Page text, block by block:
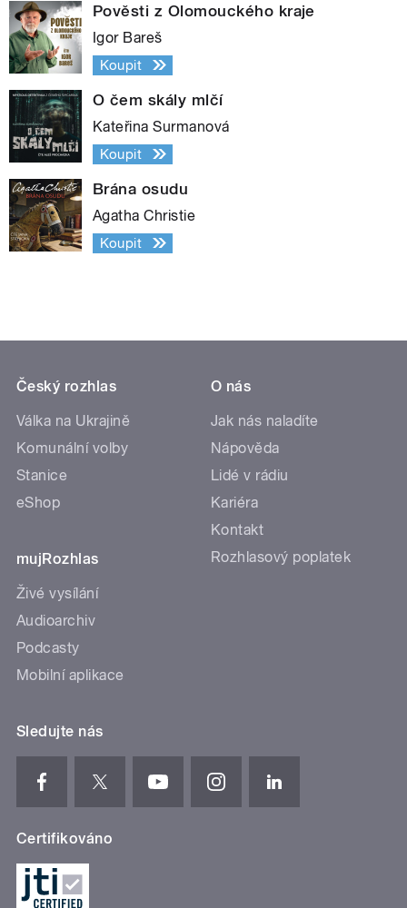
Pověsti z Olomouckého kraje
Igor Bareš
Koupit
O čem skály mlčí
Kateřina Surmanová
Koupit
Brána osudu
Agatha Christie
Koupit
Český rozhlas
Válka na Ukrajině
Komunální volby
Stanice
eShop
mujRozhlas
Živé vysílání
Audioarchiv
Podcasty
Mobilní aplikace
O nás
Jak nás naladíte
Nápověda
Lidé v rádiu
Kariéra
Kontakt
Rozhlasový poplatek
Sledujte nás
Certifikováno